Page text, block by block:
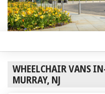
WHEELCHAIR VANS
MURRAY, NJ